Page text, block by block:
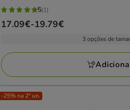
5
estrelas
avaliações
5(1)
Preço
a
19.79€
17.09€-19.79€
3 opções de
-25% na 2ª un.